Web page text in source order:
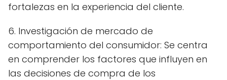
fortalezas en la experiencia del cliente.
6. Investigación de mercado de
comportamiento del consumidor: Se centra
en comprender los factores que influyen en
las decisiones de compra de los